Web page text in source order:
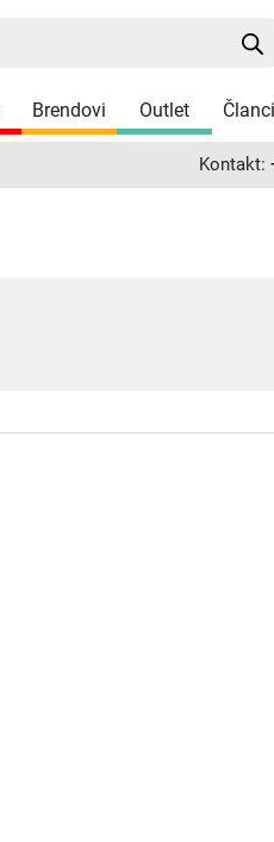
Brendovi Outlet Članci
Kontakt: